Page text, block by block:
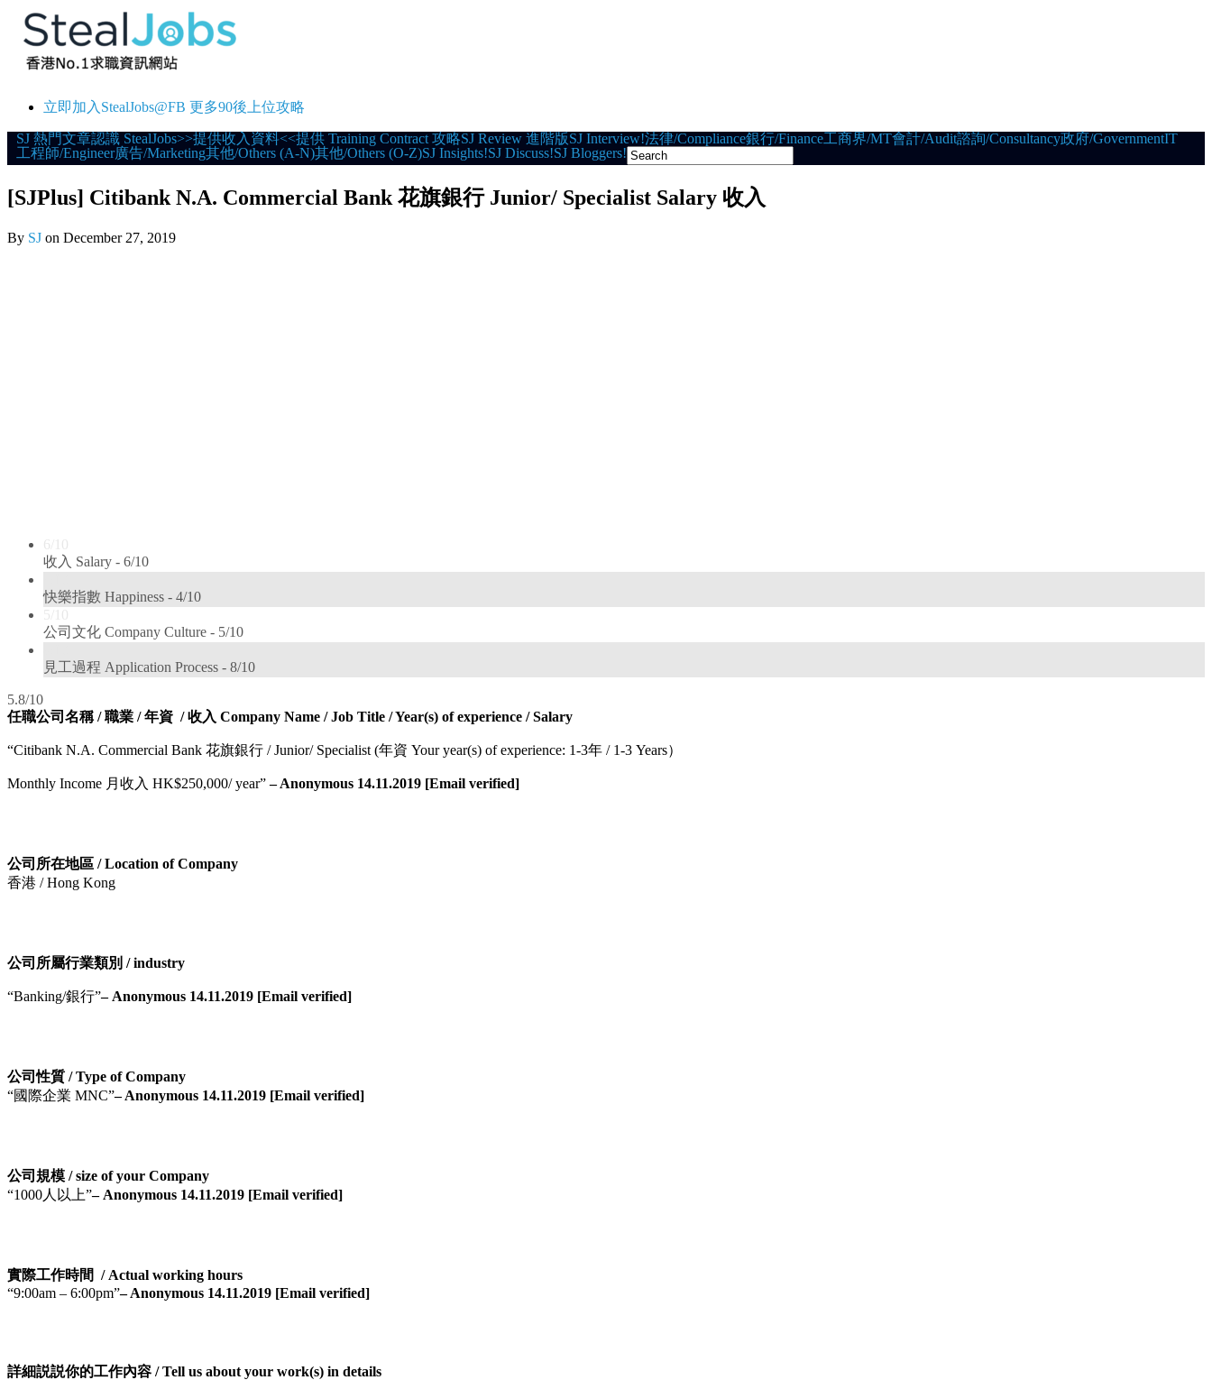
立即加入StealJobs@FB 更多90後上位攻略
Skip
to
SJ 熱門文章認識 StealJobs>>提供收入資料<<提供 Training Contract 攻略SJ Review 進階版SJ Interview!法律/Compliance銀行/Finance工商界/MT會計/Audit諮詢/Consultancy政府/GovernmentIT
工程師/Engineer廣告/Marketing其他/Others (A-N)其他/Others (O-Z)SJ Insights!SJ Discuss!SJ Bloggers!
[SJPlus] Citibank N.A. Commercial Bank 花旗銀行 Junior/ Specialist Salary 收入
By SJ on December 27, 2019
6/10
收入 Salary - 6/10
快樂指數 Happiness - 4/10
5/10
公司文化 Company Culture - 5/10
見工過程 Application Process - 8/10
5.8/10
任職公司名稱 /職業 / 年資 / 收入 Company Name /Job Title / Year(s) of experience / Salary
“Citibank N.A. Commercial Bank 花旗銀行 / Junior/ Specialist (年資 Your year(s) of experience: 1-3年 / 1-3 Years）
Monthly Income 月收入 HK$250,000/ year”– Anonymous 14.11.2019 [Email verified]
公司所在地區 / Location of Company
香港 / Hong Kong
公司所屬行業類別 / industry
“Banking/銀行”– Anonymous 14.11.2019 [Email verified]
公司性質 / Type of Company
“國際企業 MNC”– Anonymous 14.11.2019 [Email verified]
公司規模 / size of your Company
“1000人以上”– Anonymous 14.11.2019 [Email verified]
實際工作時間 / Actual working hours
“9:00am – 6:00pm”– Anonymous 14.11.2019 [Email verified]
詳細説説你的工作內容 / Tell us about your work(s) in details